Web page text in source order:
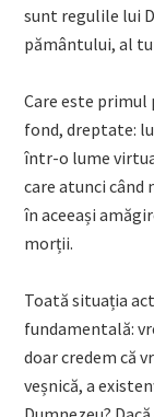
sunt regulile lui
pământului, al
Care este primul
fond, dreptate:
într-o lume
care atunci când
în aceeași
morții.
Toată situația
fundamentală:
doar credem că
veșnică, a